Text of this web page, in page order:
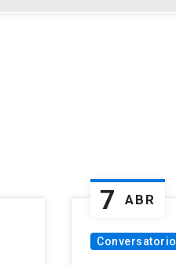
7 ABR
Conversatorio